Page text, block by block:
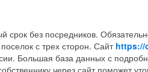
без посредников.
с трех сторон. Сайт https://
Большая база данных с
через сайт поможет